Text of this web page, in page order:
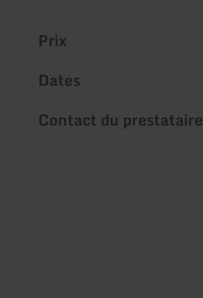
Prix
Dates
Contact du prestataire